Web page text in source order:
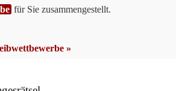
für Sie zusammengestellt.
»